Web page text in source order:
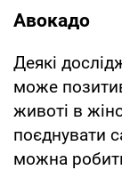
Авокадо
Деякі
може
животі в
поєднувати
можна